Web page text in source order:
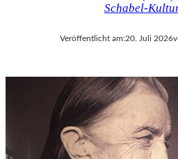
Schabel-
Veröffentlicht am:20. Juli 2026